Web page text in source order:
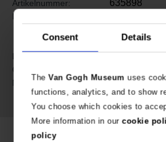
Consent Details
TheVan Gogh Museum uses
functions, analytics, and to show
You choose which cookies to
More information in ourcookie
policy
Artikelnummer: 635898
Merk:
Museum
Lengte: 55 cm
Gewicht:
Materiaal:
Glazen
citrien